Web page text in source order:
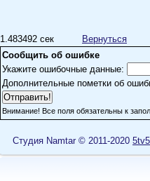
1.483492 сек
Вернуться
Сообщить об ошибке
Укажите ошибочные данные:
Дополнительные пометки об
Внимание! Все поля обязательны к
Cтудия Namtar © 2011-2020